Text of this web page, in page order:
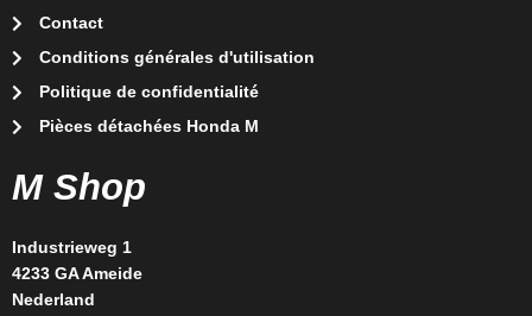
Contact
Conditions générales d'utilisation
Politique de confidentialité
Pièces détachées Honda M
M Shop
Industrieweg 1
4233 GA Ameide
Nederland